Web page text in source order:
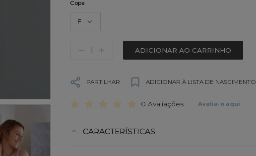
Copa
F
ADICIONAR AO CARRINHO
PARTILHAR ADICIONAR À LISTA DE NASCIMENTO
0 Avaliações Avalia-o aqui
CARACTERÍSTICAS